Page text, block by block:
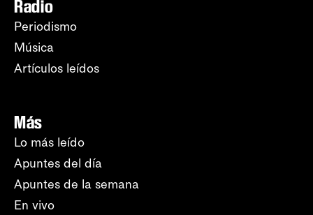
Radio
Periodismo
Música
Artículos leídos
Más
Lo más leído
Apuntes del día
Apuntes de la semana
En vivo